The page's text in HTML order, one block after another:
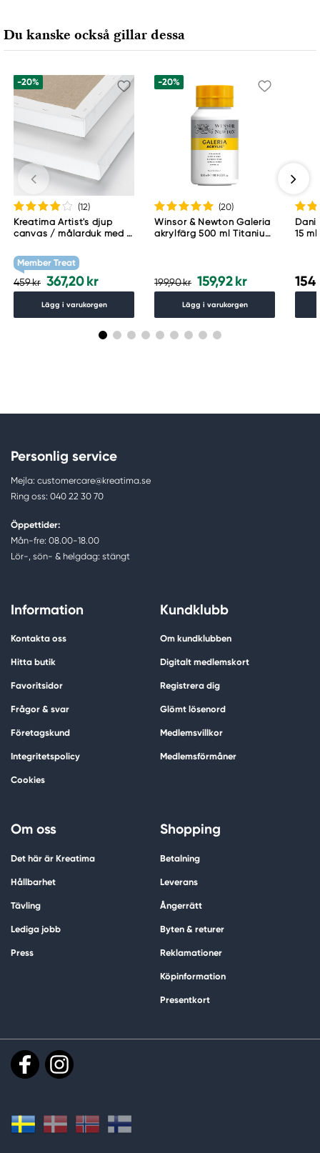
Du kanske också gillar dessa
-20%
(12)
Kreatima Artist's djup
canvas / målarduk med 4
g/m²
Member Treat
459 kr 367,20 kr
Lägg i varukorgen
-20%
(20)
Winsor & Newton Galeria
akrylfärg 500 ml Titanium
199,90 kr 159,92 kr
Lägg i varukorgen
15
Personlig service
Mejla: customercare@kreatima.se
Ring oss: 040 22 30 70
Öppettider:
Mån-fre: 08.00-18.00
Lör-, sön- & helgdag: stängt
Information
Kontakta oss
Hitta butik
Favoritsidor
Frågor & svar
Företagskund
Integritetspolicy
Cookies
Kundklubb
Om kundklubben
Digitalt medlemskort
Registrera dig
Glömt lösenord
Medlemsvillkor
Medlemsförmåner
Om oss
Det här är Kreatima
Hållbarhet
Tävling
Lediga jobb
Press
Shopping
Betalning
Leverans
Ångerrätt
Byten & returer
Reklamationer
Köpinformation
Presentkort